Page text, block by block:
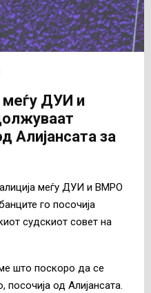
меѓу ДУИ и
Алијансата за
меѓу ДУИ и ВМРО
го посочија
судскиот совет на
што поскоро да се
посочија од Алијансата.